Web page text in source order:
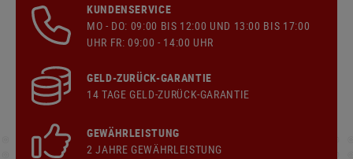
KUNDENSERVICE
MO - DO: 09:00 BIS 12:00 UND 13:00 BIS 17:00
UHR FR: 09:00 - 14:00 UHR
GELD-ZURÜCK-GARANTIE
14 TAGE GELD-ZURÜCK-GARANTIE
GEWÄHRLEISTUNG
2 JAHRE GEWÄHRLEISTUNG